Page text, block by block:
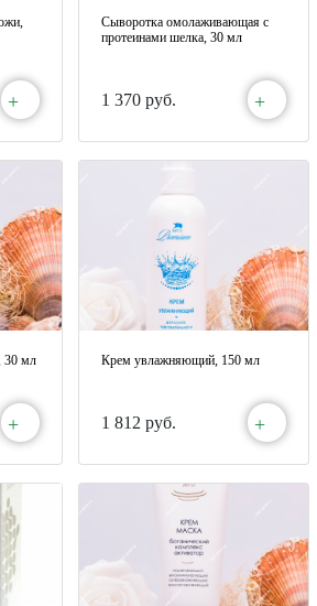
+
Сыворотка омолаживающая с
протеинами шелка, 30 мл
1 370 руб. +
30 мл
+
Крем увлажняющий, 150 мл
1 812 руб. +